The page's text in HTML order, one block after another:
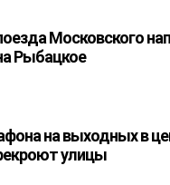
Московского
Рыбацкое
на выходных в
улицы